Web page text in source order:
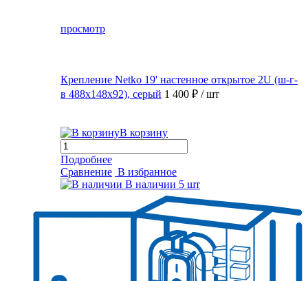
просмотр
Крепление Netko 19' настенное открытое 2U (ш-г-
в 488х148х92), серый 1 400 ₽ / шт
В корзину
Подробнее
Сравнение В избранное
В наличии 5 шт